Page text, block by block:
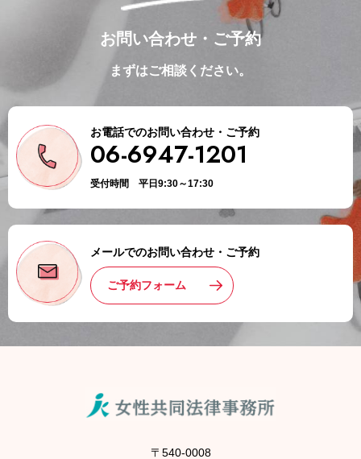
お問い合わせ・ご予約
まずはご相談ください。
お電話でのお問い合わせ・ご予約
06-6947-1201
受付時間 平日9:30～17:30
メールでのお問い合わせ・ご予約
ご予約フォーム
〒540-0008